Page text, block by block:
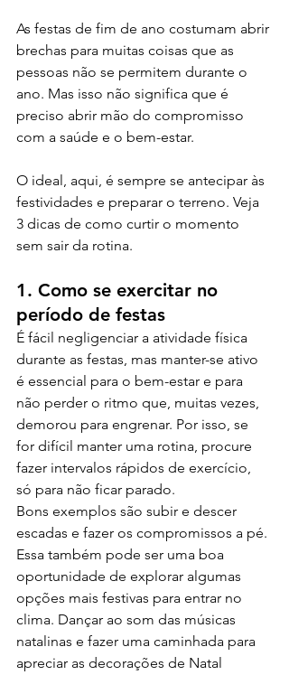
As festas de fim de ano costumam abrir
brechas para muitas coisas que as
pessoas não se permitem durante o
ano. Mas isso não significa que é
preciso abrir mão do compromisso
com a saúde e o bem-estar.
O ideal, aqui, é sempre se antecipar às
festividades e preparar o terreno. Veja
3 dicas de como curtir o momento
sem sair da rotina.
1. Como se exercitar no
período de festas
É fácil negligenciar a atividade física
durante as festas, mas manter-se ativo
é essencial para o bem-estar e para
não perder o ritmo que, muitas vezes,
demorou para engrenar. Por isso, se
for difícil manter uma rotina, procure
fazer intervalos rápidos de exercício,
só para não ficar parado.
Bons exemplos são subir e descer
escadas e fazer os compromissos a pé.
Essa também pode ser uma boa
oportunidade de explorar algumas
opções mais festivas para entrar no
clima. Dançar ao som das músicas
natalinas e fazer uma caminhada para
apreciar as decorações de Natal